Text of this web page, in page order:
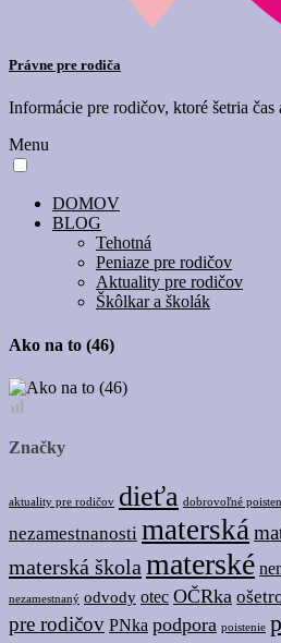
Právne pre rodiča
Informácie pre rodičov, ktoré šetria čas
Menu
DOMOV
BLOG
Tehotná
Peniaze pre rodičov
Aktuality pre rodičov
Škôlkar a školák
Ako na to (46)
Značky
aktuality pre rodičov dieťa dobrovoľné
nezamestnanosti materská
materská školamaterské
nezamestnaný odvody otec OČRka
pre rodičov PNka podpora poistenie